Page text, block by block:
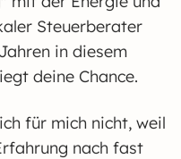
Steuerberater
in diesem
deine Chance.
für mich nicht, weil
nach fast